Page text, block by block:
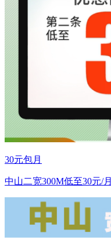
30元包月
中山二宽300M低至30元/月